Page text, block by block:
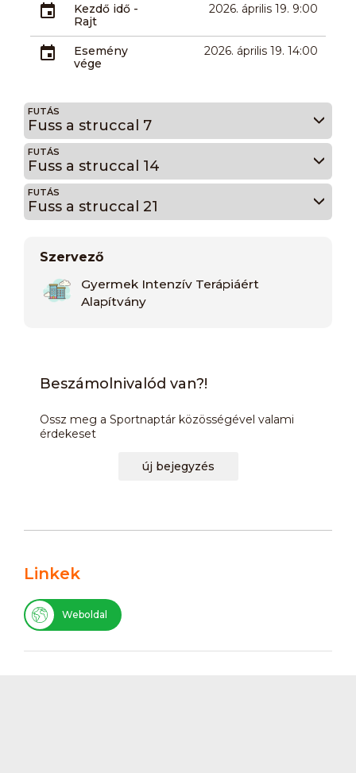
Kezdő idő -
Rajt
2026. április 19. 9:00
Esemény
vége
2026. április 19. 14:00
FUTÁS
Fuss a struccal 7
FUTÁS
Fuss a struccal 14
FUTÁS
Fuss a struccal 21
Szervező
Gyermek Intenzív Terápiáért
Alapítvány
Beszámolnivalód van?!
Ossz meg a Sportnaptár közösségével valami
érdekeset
új bejegyzés
Linkek
Weboldal